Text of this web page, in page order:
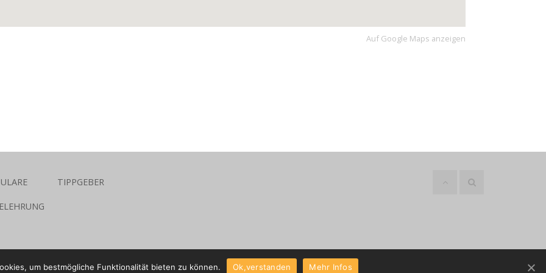
Auf Google Maps anzeigen
TIPPGEBER
um bestmögliche Funktionalität bieten zu können. Ok,verstanden Mehr Infos